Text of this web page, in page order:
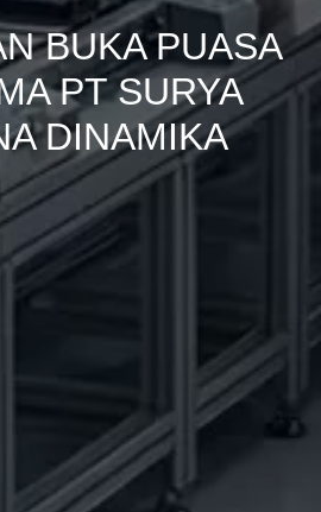
BUKA PUASA
PT SURYA
DINAMIKA